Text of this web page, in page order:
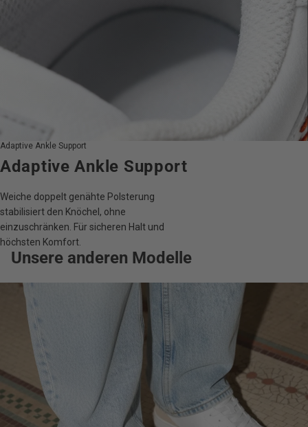
Adaptive Ankle Support
Adaptive Ankle Support
Weiche doppelt genähte Polsterung
stabilisiert den Knöchel, ohne
einzuschränken. Für sicheren Halt und
höchsten Komfort.
Unsere anderen Modelle